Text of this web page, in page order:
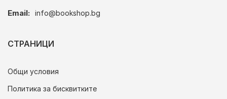
Email: info@bookshop.bg
СТРАНИЦИ
Общи условия
Политика за бисквитките